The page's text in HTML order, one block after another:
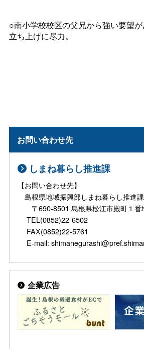
○南小学校校区の父兄から強い要望
立ち上げに尽力。
お問い合わせ先
しまね暮らし推進課
【お問い合わせ先】
島根県地域振興部しまね暮らし推進課
〒690-8501 島根県松江市殿町１番
TEL(0852)22-6502
FAX(0852)22-5761
E-mail:
企業広告